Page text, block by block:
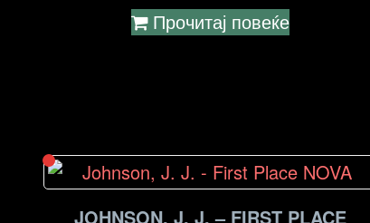
Прочитај повеќе
JOHNSON, J. J. – FIRST PLACE